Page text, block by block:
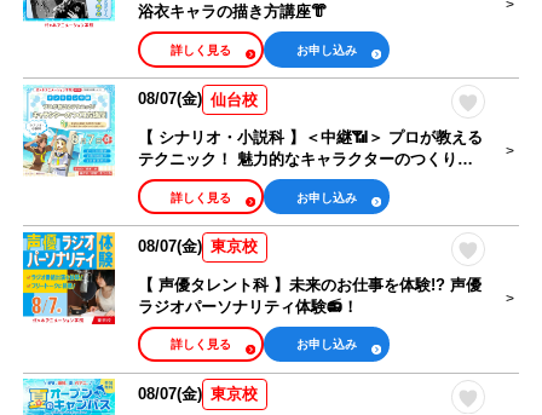
浴衣キャラの描き方講座👘
お申し込み
詳しく見る
08/07(金) 仙台校
【 シナリオ・小説科 】＜中継📶＞ プロが教える
テクニック！ 魅力的なキャラクターのつくり方
講座
お申し込み
詳しく見る
08/07(金) 東京校
【 声優タレント科 】未来のお仕事を体験!? 声優
ラジオパーソナリティ体験📻！
お申し込み
詳しく見る
08/07(金) 東京校